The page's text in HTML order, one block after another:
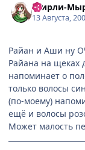
Ширли-
13 Августа,
Райан и Аши ну
Райана на щеках
напоминает о
только волосы
(по-моему)
ещё и волосы
Может малость